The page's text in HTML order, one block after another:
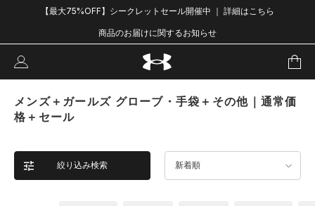
【最大75%OFF】シークレットセール開催中 ｜ 詳細はこちら
商品のお届けに関するお知らせ
メンズ＋ガールズ グローブ・手袋＋その他｜通常価
格＋セール
絞り込み検索 新着順